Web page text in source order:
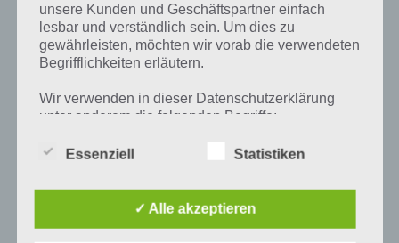
Auf WhatsApp teilen
Tweet auf Twitter
Mehr Artikel hier auf Touchportal
unsere Kunden und Geschäftspartner einfach
lesbar und verständlich sein. Um dies zu
gewährleisten, möchten wir vorab die verwendeten
Begrifflichkeiten erläutern.
Wir verwenden in dieser Datenschutzerklärung
unter anderem die folgenden Begriffe:
Personenbezogene Daten sind alle
Essenziell Statistiken
✓ Alle akzeptieren